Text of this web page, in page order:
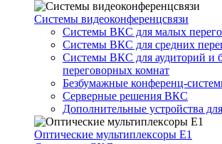
Системы видеоконференцсвязи
Системы ВКС для малых
Системы ВКС для средних
Системы ВКС для аудиторий и
переговорных комнат
Безбумажные конференц-
Серверные решения ВКС
Дополнительные устройства
Оптические мультиплексоры Е1